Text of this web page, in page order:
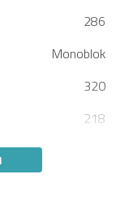
286
Monoblok
320
218